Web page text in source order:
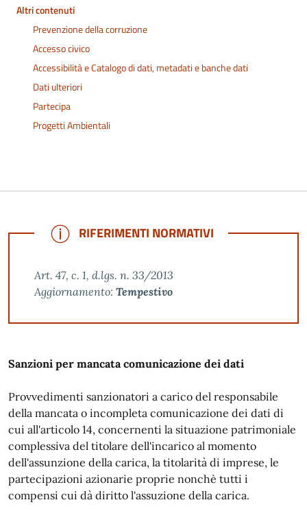
Altri contenuti
Prevenzione della corruzione
Accesso civico
Accessibilità e Catalogo di dati, metadati e banche dati
Dati ulteriori
Partecipa
Progetti Ambientali
NOTE
RIFERIMENTI NORMATIVI
Art. 47, c. 1, d.lgs. n. 33/2013
Aggiornamento: Tempestivo
Sanzioni per mancata comunicazione dei dati
Provvedimenti sanzionatori a carico del responsabile
della mancata o incompleta comunicazione dei dati di
cui all'articolo 14, concernenti la situazione patrimoniale
complessiva del titolare dell'incarico al momento
dell'assunzione della carica, la titolarità di imprese, le
partecipazioni azionarie proprie nonchè tutti i
compensi cui dà diritto l'assuzione della carica.